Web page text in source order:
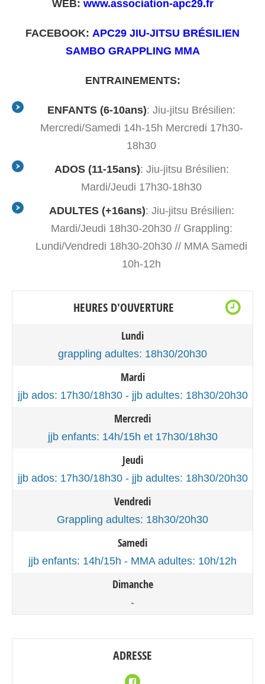
WEB: www.association-apc29.fr
FACEBOOK: APC29 JIU-JITSU BRÉSILIEN
SAMBO GRAPPLING MMA
ENTRAINEMENTS:
ENFANTS (6-10ans): Jiu-jitsu Brésilien:
Mercredi/Samedi 14h-15h Mercredi 17h30-
18h30
ADOS (11-15ans): Jiu-jitsu Brésilien:
Mardi/Jeudi 17h30-18h30
ADULTES (+16ans): Jiu-jitsu Brésilien:
Mardi/Jeudi 18h30-20h30 // Grappling:
Lundi/Vendredi 18h30-20h30 // MMA Samedi
10h-12h
HEURES D'OUVERTURE
Lundi
grappling adultes: 18h30/20h30
Mardi
jjb ados: 17h30/18h30 - jjb adultes: 18h30/20h30
Mercredi
jjb enfants: 14h/15h et 17h30/18h30
Jeudi
jjb ados: 17h30/18h30 - jjb adultes: 18h30/20h30
Vendredi
Grappling adultes: 18h30/20h30
Samedi
jjb enfants: 14h/15h - MMA adultes: 10h/12h
Dimanche
-
ADRESSE